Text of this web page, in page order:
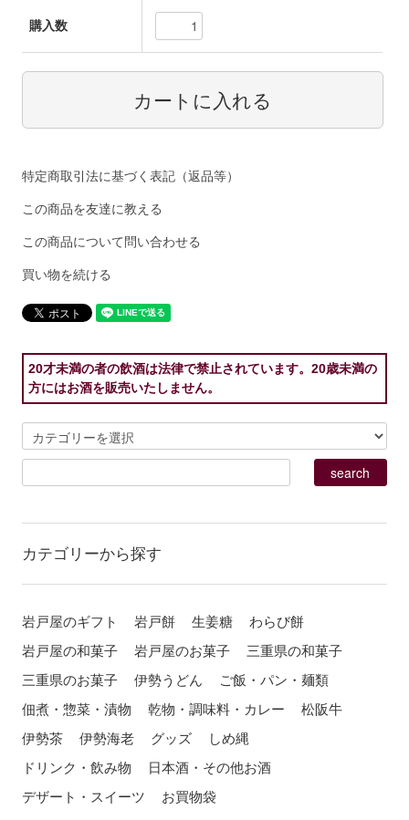
購入数
特定商取引法に基づく表記（返品等）
この商品を友達に教える
この商品について問い合わせる
買い物を続ける
20才未満の者の飲酒は法律で禁止されています。20歳未満の
方にはお酒を販売いたしません。
カテゴリーから探す
岩戸屋のギフト 岩戸餅 生姜糖
わらび餅
岩戸屋の和菓子
岩戸屋のお菓子
三重県の和菓子
三重県のお菓子
伊勢うどん
ご飯・パン・麺類
佃煮・惣菜・漬物
乾物・調味料・カレー
松阪牛
伊勢茶
伊勢海老 グッズ
しめ縄
ドリンク・飲み物
日本酒・その他お酒
デザート・スイーツ
お買物袋